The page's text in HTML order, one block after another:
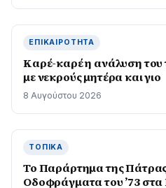
ΕΠΙΚΑΙΡΌΤΗΤΑ
Καρέ-καρέ η ανάλυση του
με νεκρούς μητέρα και γιο
8 Αυγούστου 2026
ΤΟΠΙΚΆ
Το Παράρτημα της
Οδοφράγματα του ’73 στα